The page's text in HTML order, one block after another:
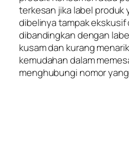
terkesan jika label produk
dibelinya tampak ekskusif
dibandingkan dengan
kusam dan kurang
kemudahan dalam
menghubungi nomor